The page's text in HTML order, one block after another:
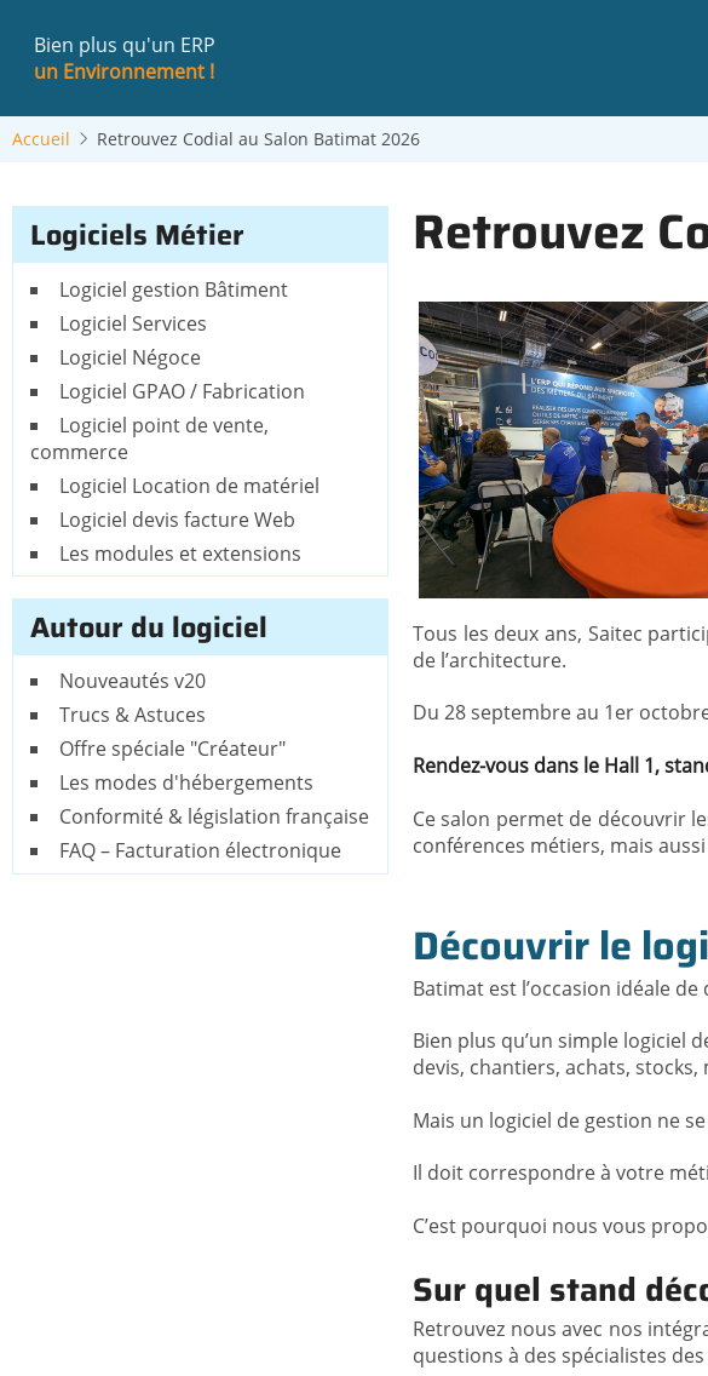
contenu
Bien plus qu'un ERP
un Environnement !
Accueil Retrouvez Codial au Salon Batimat 2026
Retrouvez
Tous les deux ans, Saitec
de l’architecture.
Du 28 septembre au 1er
Rendez-vous dans le Hall 1,
Ce salon permet de découvrir
conférences métiers, mais
Découvrir le
Batimat est l’occasion idéale
Bien plus qu’un simple logiciel
devis, chantiers, achats,
Mais un logiciel de gestion ne
Il doit correspondre à votre
C’est pourquoi nous vous
Sur quel stand
Retrouvez nous avec nos
questions à des spécialistes
Logiciels Métier
Logiciel gestion Bâtiment
Logiciel Services
Logiciel Négoce
Logiciel GPAO / Fabrication
Logiciel point de vente,
commerce
Logiciel Location de matériel
Logiciel devis facture Web
Les modules et extensions
Autour du logiciel
Nouveautés v20
Trucs & Astuces
Offre spéciale "Créateur"
Les modes d'hébergements
Conformité & législation française
FAQ – Facturation électronique